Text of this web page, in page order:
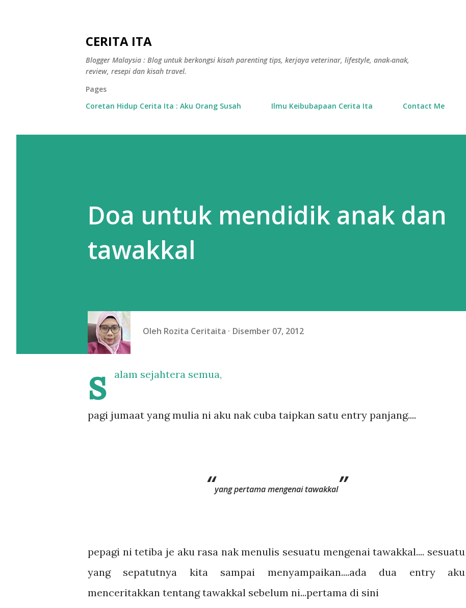
CERITA ITA
Blogger Malaysia : Blog untuk berkongsi kisah parenting tips, kerjaya veterinar, lifestyle, anak-anak,
review, resepi dan kisah travel.
Pages
Coretan Hidup Cerita Ita : Aku Orang Susah
Ilmu Keibubapaan Cerita Ita Contact Me
Doa untuk mendidik anak dan
tawakkal
Oleh Rozita Ceritaita Disember 07, 2012
s alam sejahtera semua,
pagi jumaat yang mulia ni aku nak cuba taipkan satu entry panjang....
yang pertama mengenai tawakkal
pepagi ni tetiba je aku rasa nak menulis sesuatu mengenai tawakkal.... sesuatu
yang sepatutnya kita sampai menyampaikan....ada dua entry aku
menceritakkan tentang tawakkal sebelum ni...pertama di sini